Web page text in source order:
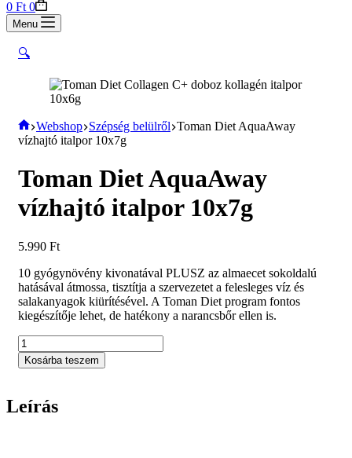
Shopping
cart
0 Ft 0
Menu
🔍
Home
Webshop Szépség belülről Toman Diet AquaAway
vízhajtó italpor 10x7g
Toman Diet AquaAway
vízhajtó italpor 10x7g
5.990 Ft
10 gyógynövény kivonatával PLUSZ az almaecet sokoldalú
hatásával átmossa, tisztítja a szervezetet a felesleges víz és
salakanyagok kiürítésével. A Toman Diet program fontos
kiegészítője lehet, de hatékony a narancsbőr ellen is.
Toman
Diet
AquaAway
italpor
10x7g
Kosárba teszem
Leírás